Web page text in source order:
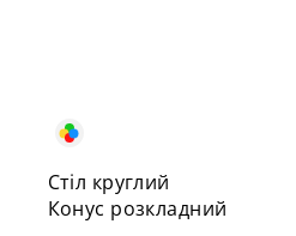
Стіл круглий
Конус розкладний